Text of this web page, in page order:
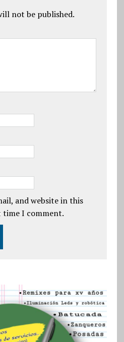
not be published.
and website in this
I comment.